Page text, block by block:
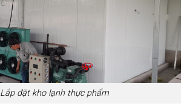
Lắp đặt kho lạnh thực phẩm